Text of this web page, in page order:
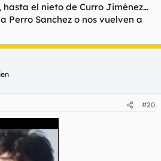
el nieto de Curro Jiménez…
Perro Sanchez o nos vuelven a
#20